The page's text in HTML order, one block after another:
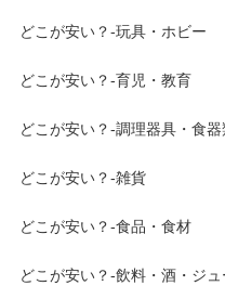
どこが安い？-玩具・ホビー
どこが安い？-育児・教育
どこが安い？-調理器具・食器
どこが安い？-雑貨
どこが安い？-食品・食材
どこが安い？-飲料・酒・ジュ